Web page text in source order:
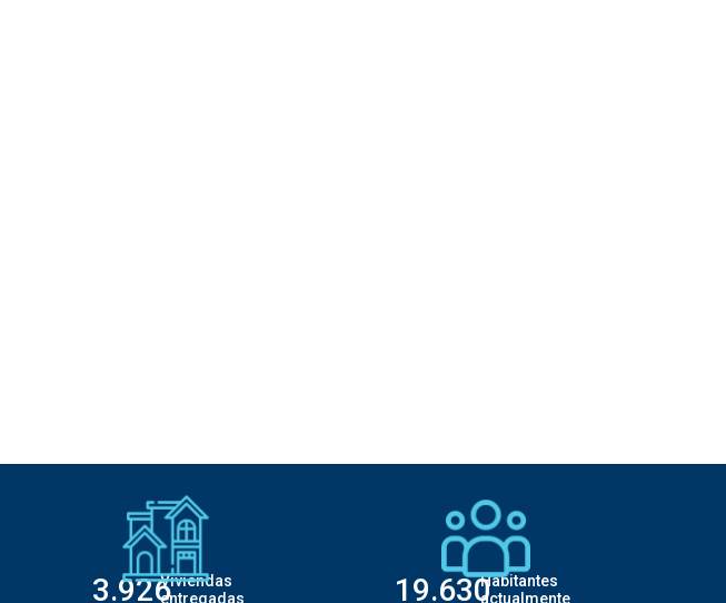
3.926Viviendas
entregadas
19.630Habitantes
actualmente